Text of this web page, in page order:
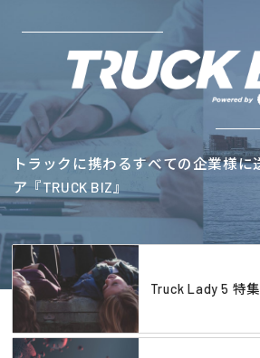
トラックに携わるすべての企業様に
ア『TRUCK BIZ』
Truck Lady 5 特集